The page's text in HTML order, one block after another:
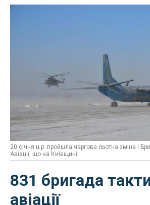
20 січня ц.р. пройшла чергова льотна зміна і
Авіації, що на Київщині.
831 бригада
авіації